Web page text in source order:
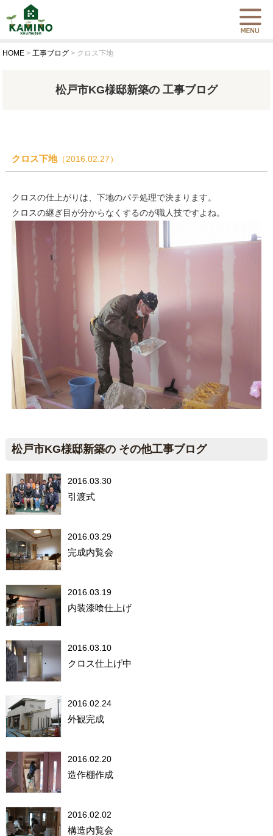
HOME >工事ブログ > クロス下地
松戸市KG様邸新築の 工事ブログ
クロス下地（2016.02.27）
クロスの仕上がりは、下地のパテ処理で決まります。
クロスの継ぎ目が分からなくするのが職人技ですよね。
松戸市KG様邸新築の その他工事ブログ
2016.03.30
引渡式
2016.03.29
完成内覧会
2016.03.19
内装漆喰仕上げ
2016.03.10
クロス仕上げ中
2016.02.24
外観完成
2016.02.20
造作棚作成
2016.02.02
構造内覧会